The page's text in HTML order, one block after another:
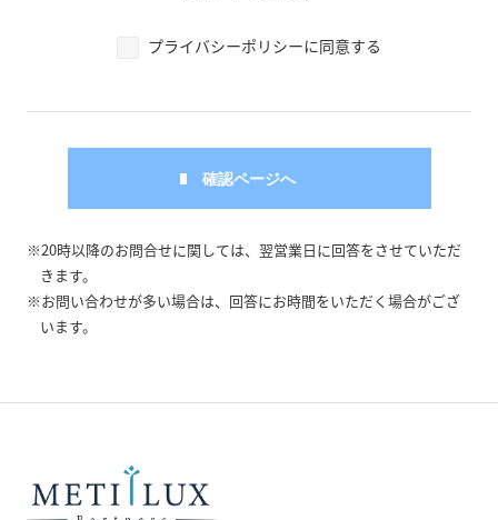
プライバシーポリシーに同意する
※20時以降のお問合せに関しては、翌営業日に回答をさせていただ
きます。
※お問い合わせが多い場合は、回答にお時間をいただく場合がござ
います。